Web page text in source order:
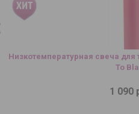
Низкотемпературная свеча для
To
1 090